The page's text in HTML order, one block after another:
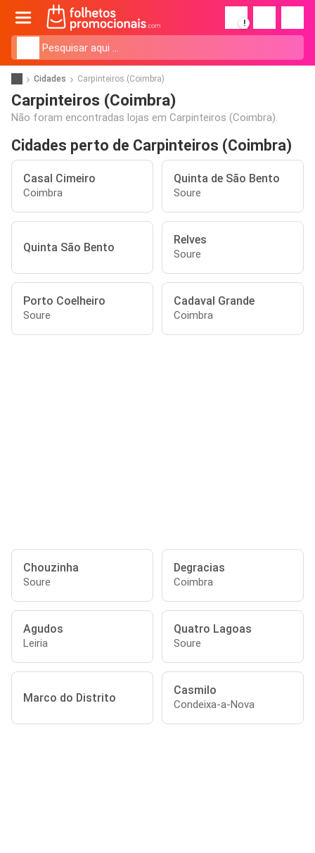
!
Cidades Carpinteiros (Coimbra)
Carpinteiros (Coimbra)
Não foram encontradas lojas em Carpinteiros (Coimbra).
Cidades perto de Carpinteiros (Coimbra)
Casal Cimeiro
Coimbra
Quinta de São Bento
Soure
Quinta São Bento
Relves
Soure
Porto Coelheiro
Soure
Cadaval Grande
Coimbra
Chouzinha
Soure
Degracias
Coimbra
Agudos
Leiria
Quatro Lagoas
Soure
Marco do Distrito
Casmilo
Condeixa-a-Nova